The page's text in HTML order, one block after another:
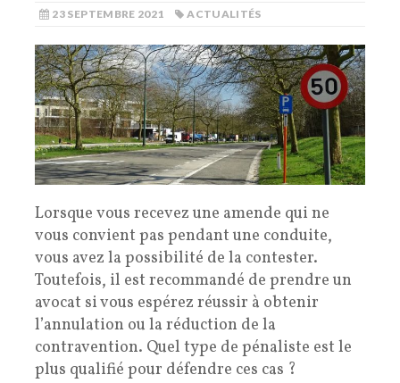
23 SEPTEMBRE 2021 ACTUALITÉS
Lorsque vous recevez une amende qui ne
vous convient pas pendant une conduite,
vous avez la possibilité de la contester.
Toutefois, il est recommandé de prendre un
avocat si vous espérez réussir à obtenir
l’annulation ou la réduction de la
contravention. Quel type de pénaliste est le
plus qualifié pour défendre ces cas ?